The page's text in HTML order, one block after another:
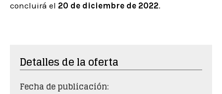
concluirá el 20 de diciembre de 2022.
Detalles de la oferta
Fecha de publicación: